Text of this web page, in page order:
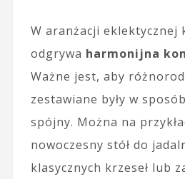
W aranżacji eklektycznej
odgrywa harmonijna
Ważne jest, aby
zestawiane były w
spójny. Można na
nowoczesny stół do
klasycznych krzeseł lub